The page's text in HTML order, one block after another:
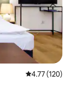
औसत रेटिंग 5 में से
4.77 (120)